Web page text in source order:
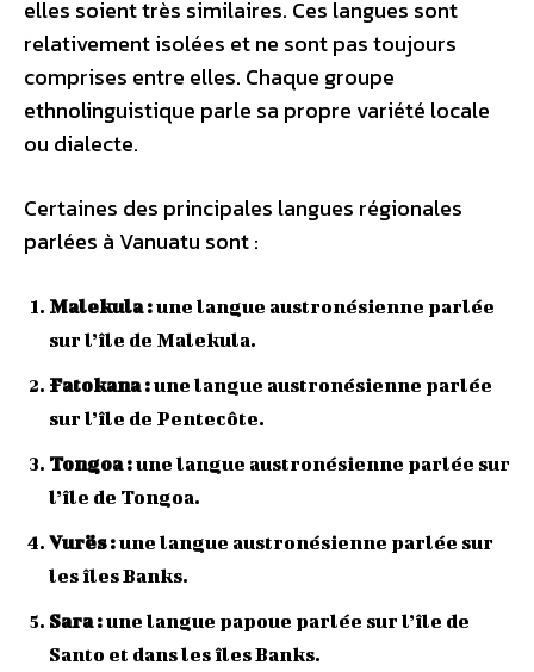
elles soient très similaires. Ces langues sont
relativement isolées et ne sont pas toujours
comprises entre elles. Chaque groupe
ethnolinguistique parle sa propre variété locale
ou dialecte.
Certaines des principales langues régionales
parlées à Vanuatu sont :
Malekula :une langue austronésienne parlée
sur l’île de Malekula.
Fatokana :une langue austronésienne parlée
sur l’île de Pentecôte.
Tongoa :une langue austronésienne parlée sur
l’île de Tongoa.
Vurës :une langue austronésienne parlée sur
les îles Banks.
Sara :une langue papoue parlée sur l’île de
Santo et dans les îles Banks.